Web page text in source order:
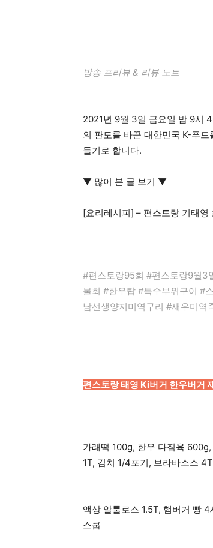
방송 프리뷰 & 리뷰 노트
2021년 9월 3일 금요일 밤 9시
의 판도를 바꾼 대한민국 K-푸
들기로 합니다.
▼ 많이 본 글 보기 ▼
[요리레시피] – 편스토랑 기태영
#편스토랑95회 #편스토랑9월3
물회 #한우탑 #특수부위구이 #
남선생양지미역구리 #새우미역
편스토랑 태영 Ki버거 한우버거
가래떡 100g, 한우 다짐육
1T, 김치 1/4포기, 브라바소스
액상 알룰로스 1.5T, 햄버거 빵
스쿱